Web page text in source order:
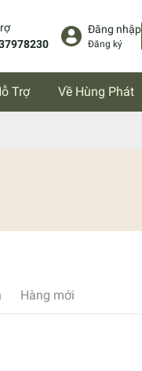
Đăng nhập
Đăng ký
Trợ Về Hùng Phát
Hàng mới